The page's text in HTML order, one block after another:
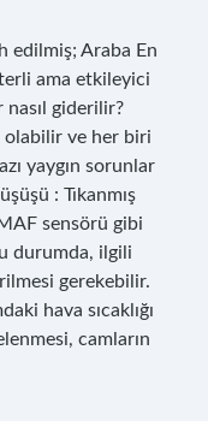
edilmiş; Araba En
ama etkileyici
giderilir?
olabilir ve her biri
yaygın sorunlar
: Tıkanmış
sensörü gibi
durumda, ilgili
gerekebilir.
hava sıcaklığı
camların